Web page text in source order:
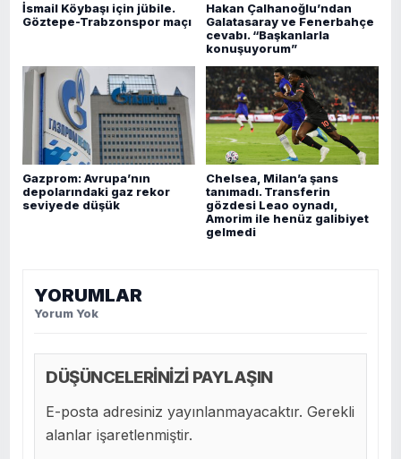
İsmail Köybaşı için jübile.
Göztepe-Trabzonspor maçı
Hakan Çalhanoğlu’ndan
Galatasaray ve Fenerbahçe
cevabı. “Başkanlarla
konuşuyorum”
Gazprom: Avrupa’nın
depolarındaki gaz rekor
seviyede düşük
Chelsea, Milan’a şans
tanımadı. Transferin
gözdesi Leao oynadı,
Amorim ile henüz galibiyet
gelmedi
YORUMLAR
Yorum Yok
DÜŞÜNCELERİNİZİ PAYLAŞIN
E-posta adresiniz yayınlanmayacaktır. Gerekli
alanlar işaretlenmiştir.